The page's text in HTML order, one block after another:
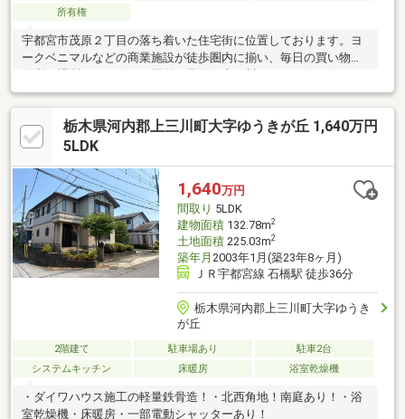
所有権
宇都宮市茂原２丁目の落ち着いた住宅街に位置しております。ヨ
ークベニマルなどの商業施設が徒歩圏内に揃い、毎日の買い物に
非常に良く、通勤やお出かけも軽快にこなせる利便性が大きな魅
力です。
栃木県河内郡上三川町大字ゆうきが丘 1,640万円
5LDK
1,640万円
間取り 5LDK
建物面積132.78m2
土地面積225.03m2
築年月 2003年1月(築23年8ヶ月)
ＪＲ宇都宮線 石橋駅 徒歩36分
栃木県河内郡上三川町大字ゆうき
が丘
2階建て 駐車場あり
駐車2台
システムキッチン
床暖房 浴室乾燥機
・ダイワハウス施工の軽量鉄骨造！・北西角地！南庭あり！・浴
室乾燥機・床暖房・一部電動シャッターあり！